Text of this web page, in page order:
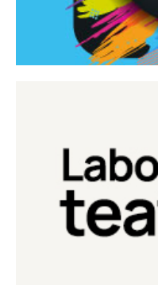
Laboratorio di teatro